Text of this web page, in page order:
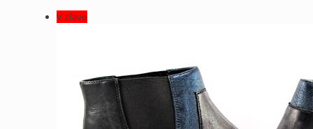
V zľave